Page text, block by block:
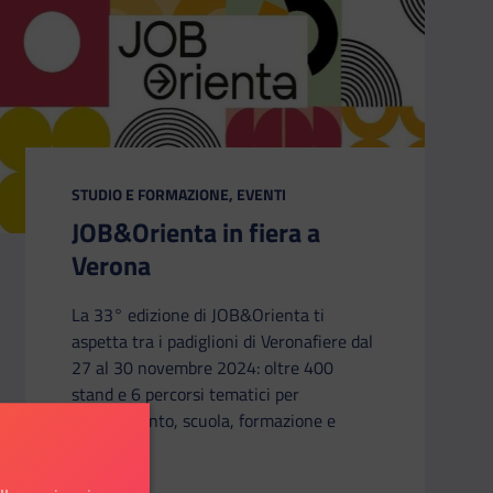
CATEGORIA:
STUDIO E FORMAZIONE, EVENTI
JOB&Orienta in fiera a
Verona
La 33° edizione di JOB&Orienta ti
aspetta tra i padiglioni di Veronafiere dal
27 al 30 novembre 2024: oltre 400
stand e 6 percorsi tematici per
orientamento, scuola, formazione e